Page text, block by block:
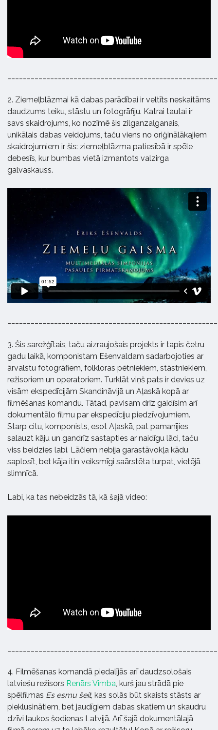
2. Ziemeļblāzmai kā dabas parādībai ir veltīts neskaitāms
daudzums teiku, stāstu un fotogrāfiju. Katrai tautai ir
savs skaidrojums, ko nozīmē šis zilganzaļganais,
unikālais dabas veidojums, taču viens no oriģinālākajiem
skaidrojumiem ir šis: ziemeļblāzma patiesībā ir spēle
debesīs, kur bumbas vietā izmantots valzirga
galvaskauss.
3. Šis sarežģītais, taču aizraujošais projekts ir tapis četru
gadu laikā, komponistam Ešenvaldam sadarbojoties ar
ārvalstu fotogrāfiem, folkloras pētniekiem, stāstniekiem,
režisoriem un operatoriem. Turklāt viņš pats ir devies uz
visām ekspedīcijām Skandināvijā un Aļaskā kopā ar
filmēšanas komandu. Tātad, pavisam drīz gaidīsim arī
dokumentālo filmu par ekspedīciju piedzīvojumiem.
Starp citu, komponists, esot Aļaskā, pat pamanījies
salauzt kāju un gandrīz sastapties ar naidīgu lāci, taču
viss beidzies labi. Lāčiem nebija garastāvokļa kādu
saplosīt, bet kāja itin veiksmīgi saārstēta turpat, vietējā
slimnīcā.
Labi, ka tas nebeidzās tā, kā šajā video:
4. Filmēšanas komandā piedalījās arī daudzsološais
latviešu režisors Renārs Vimba , kurš jau strādā pie
spēlfilmas Es esmu šeit, kas solās būt skaists stāsts ar
pieklusinātiem, bet jaudīgiem dabas skatiem un skaudru
dzīvi laukos šodienas Latvijā. Arī šajā dokumentālajā